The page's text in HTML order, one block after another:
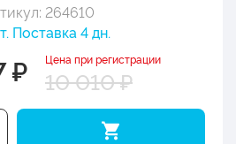
264610
Поставка 4 дн.
₽ Цена при регистрации
10 010 ₽